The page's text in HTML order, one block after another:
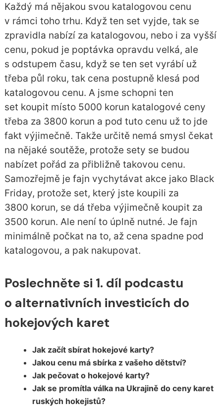
Každý má nějakou svou katalogovou cenu
v rámci toho trhu. Když ten set vyjde, tak se
zpravidla nabízí za katalogovou, nebo i za vyšší
cenu, pokud je poptávka opravdu velká, ale
s odstupem času, když se ten set vyrábí už
třeba půl roku, tak cena postupně klesá pod
katalogovou cenu. A jsme schopni ten
set koupit místo 5000 korun katalogové ceny
třeba za 3800 korun a pod tuto cenu už to jde
fakt výjimečně. Takže určitě nemá smysl čekat
na nějaké soutěže, protože sety se budou
nabízet pořád za přibližně takovou cenu.
Samozřejmě je fajn vychytávat akce jako Black
Friday, protože set, který jste koupili za
3800 korun, se dá třeba výjimečně koupit za
3500 korun. Ale není to úplně nutné. Je fajn
minimálně počkat na to, až cena spadne pod
katalogovou, a pak nakupovat.
Poslechněte si 1. díl podcastu
o alternativních investicích do
hokejových karet
Jak začít sbírat hokejové karty?
Jakou cenu má sbírka z vašeho dětství?
Jak pečovat o hokejové karty?
Jak se promítla válka na Ukrajině do ceny karet
ruských hokejistů?